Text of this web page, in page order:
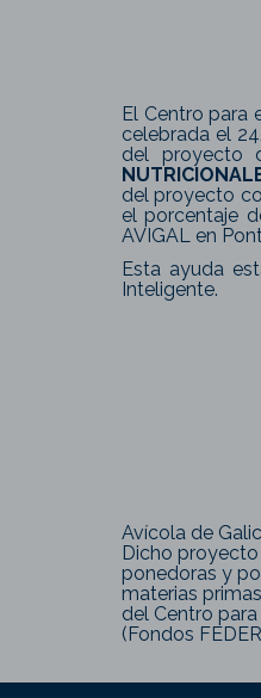
El Centro para
celebrada el
del proyecto
del proyecto
el porcentaje
AVIGAL en
Esta ayuda
Inteligente.
Avícola de
Dicho
ponedoras y
materias
del Centro
(Fondos